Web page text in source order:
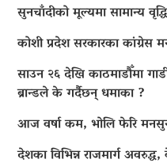
सुनचाँदीको मूल्यमा सामान्य वृद्धि
कोशी प्रदेश सरकारका कांग्रेस
साउन २६ देखि काठमाडौँमा
ब्रान्डले के गर्दैछन् धमाका ?
आज वर्षा कम, भोलि फेरि
देशका विभिन्न राजमार्ग